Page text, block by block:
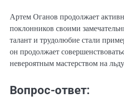
Артем Оганов продолжает
поклонников своими
талант и трудолюбие стали
он продолжает
невероятным мастерством на
Вопрос-ответ: